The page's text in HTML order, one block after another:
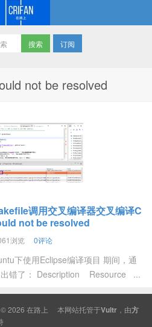
订阅
not be resolved
调用交叉编译器交叉编译C
not be resolved
浏览 0评论
下使用Eclipse编译项目 期间，通
出错了： Description Resource ...
2026 在路上 本网站托管于Vultr ，由方